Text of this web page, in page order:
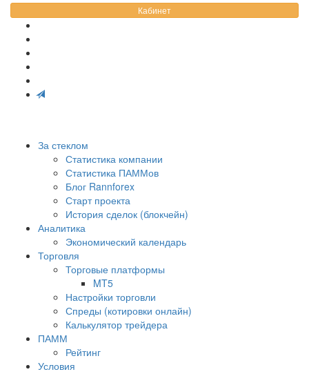
Кабинет
За стеклом
Статистика компании
Статистика ПАММов
Блог Rannforex
Старт проекта
История сделок (блокчейн)
Аналитика
Экономический календарь
Торговля
Торговые платформы
MT5
Настройки торговли
Спреды (котировки онлайн)
Калькулятор трейдера
ПАММ
Рейтинг
Условия